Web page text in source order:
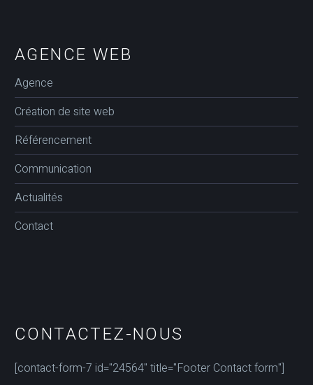
AGENCE WEB
Agence
Création de site web
Référencement
Communication
Actualités
Contact
CONTACTEZ-NOUS
[contact-form-7 id="24564" title="Footer Contact form"]